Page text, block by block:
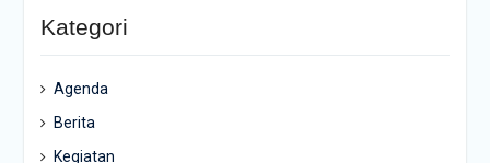
Kategori
Agenda
Berita
Kegiatan